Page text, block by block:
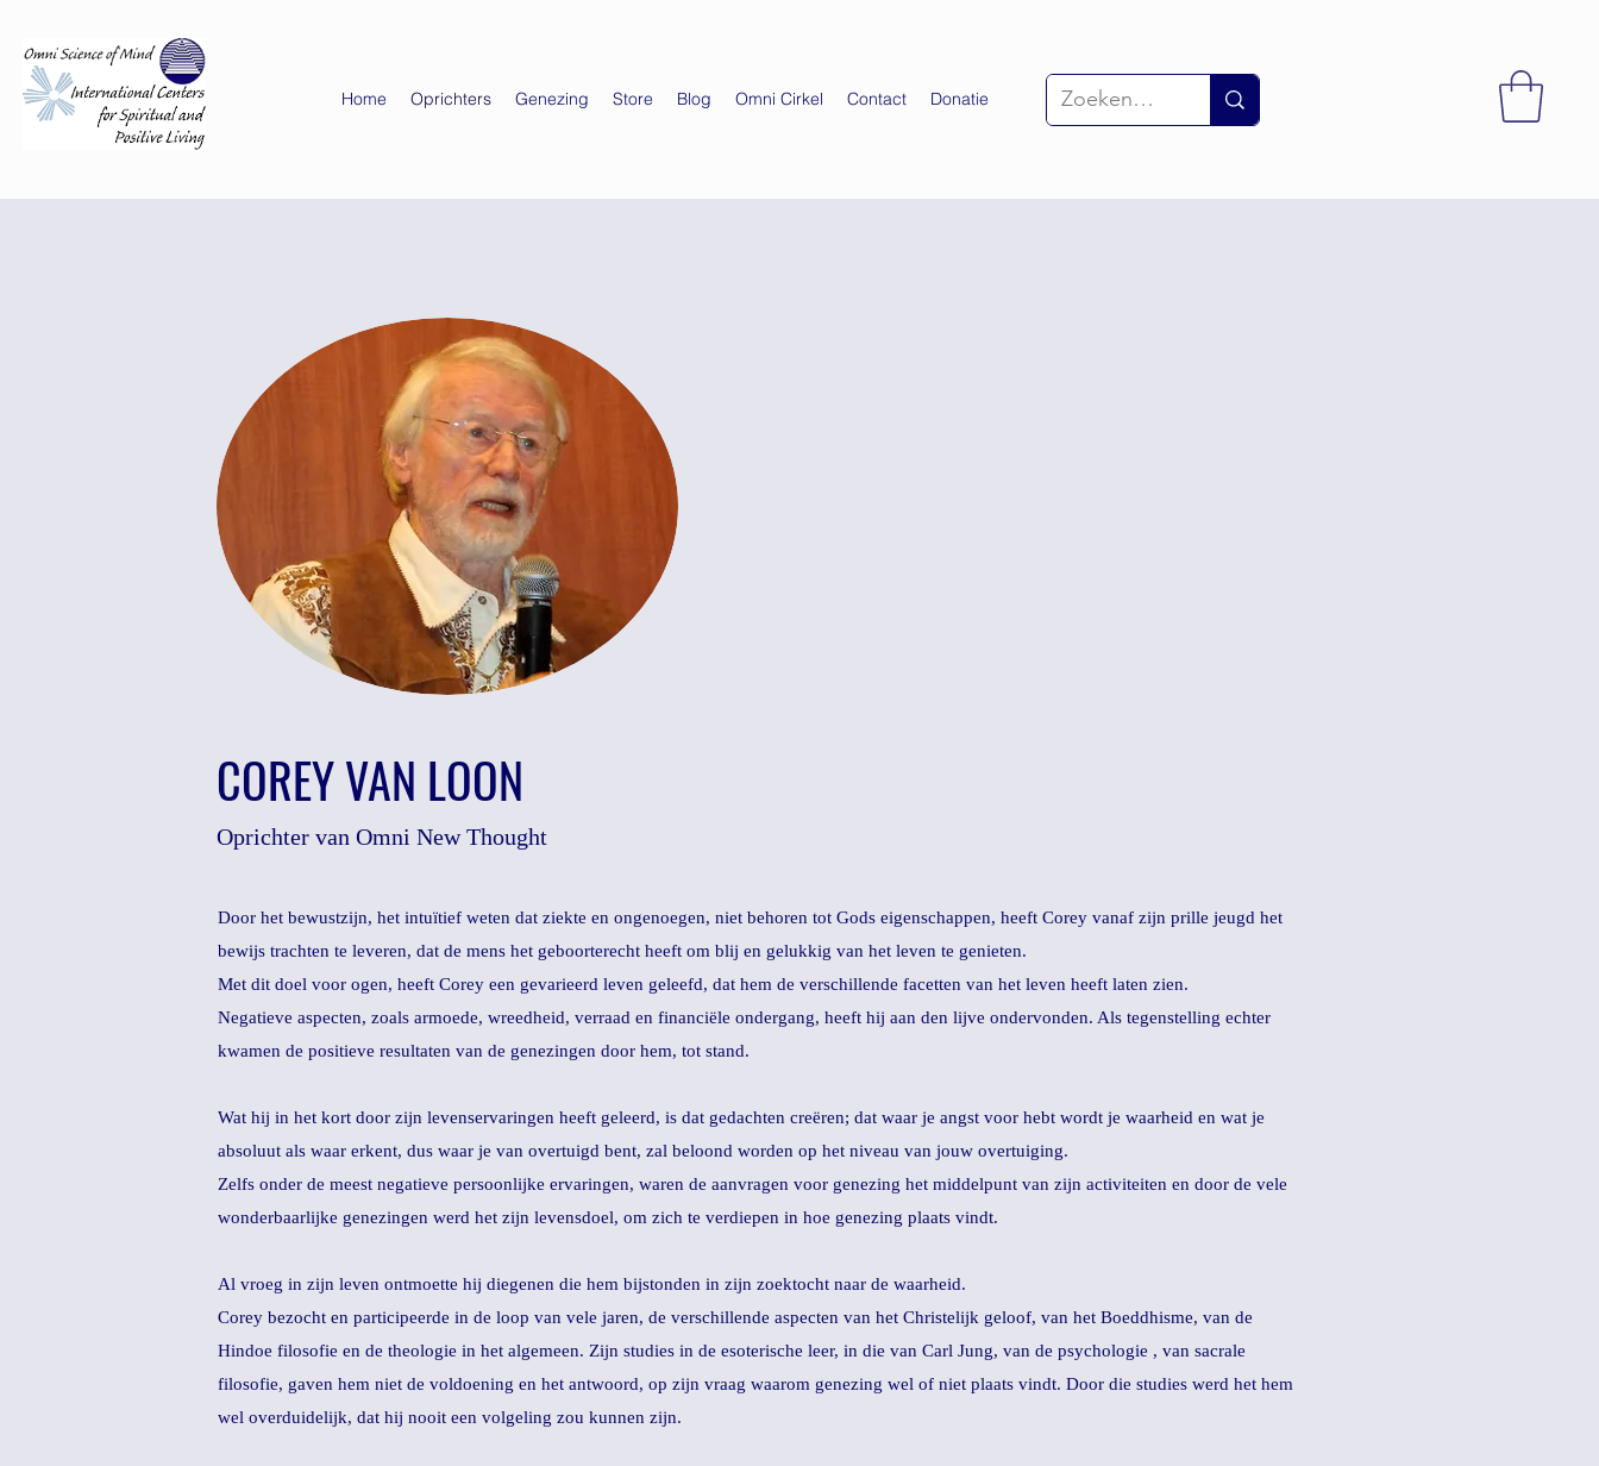
Home Oprichters Genezing Store Blog Omni Cirkel Contact Donatie
COREY VAN LOON
Oprichter van Omni New Thought
Door het bewustzijn, het intuïtief weten dat ziekte en ongenoegen, niet behoren tot Gods eigenschappen, heeft Corey vanaf zijn prille jeugd het
bewijs trachten te leveren, dat de mens het geboorterecht heeft om blij en gelukkig van het leven te genieten.
Met dit doel voor ogen, heeft Corey een gevarieerd leven geleefd, dat hem de verschillende facetten van het leven heeft laten zien.
Negatieve aspecten, zoals armoede, wreedheid, verraad en financiële ondergang, heeft hij aan den lijve ondervonden. Als tegenstelling echter
kwamen de positieve resultaten van de genezingen door hem, tot stand.
Wat hij in het kort door zijn levenservaringen heeft geleerd, is dat gedachten creëren; dat waar je angst voor hebt wordt je waarheid en wat je
absoluut als waar erkent, dus waar je van overtuigd bent, zal beloond worden op het niveau van jouw overtuiging.
Zelfs onder de meest negatieve persoonlijke ervaringen, waren de aanvragen voor genezing het middelpunt van zijn activiteiten en door de vele
wonderbaarlijke genezingen werd het zijn levensdoel, om zich te verdiepen in hoe genezing plaats vindt.
Al vroeg in zijn leven ontmoette hij diegenen die hem bijstonden in zijn zoektocht naar de waarheid.
Corey bezocht en participeerde in de loop van vele jaren, de verschillende aspecten van het Christelijk geloof, van het Boeddhisme, van de
Hindoe filosofie en de theologie in het algemeen. Zijn studies in de esoterische leer, in die van Carl Jung, van de psychologie , van sacrale
filosofie, gaven hem niet de voldoening en het antwoord, op zijn vraag waarom genezing wel of niet plaats vindt. Door die studies werd het hem
wel overduidelijk, dat hij nooit een volgeling zou kunnen zijn.